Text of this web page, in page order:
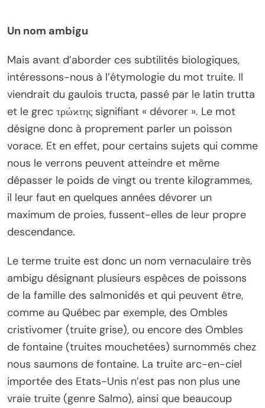
Un nom ambigu
Mais avant d’aborder ces subtilités biologiques,
intéressons-nous à l’étymologie du mot truite. Il
viendrait du gaulois tructa, passé par le latin trutta
et le grec τρώϰτης signifiant « dévorer ». Le mot
désigne donc à proprement parler un poisson
vorace. Et en effet, pour certains sujets qui comme
nous le verrons peuvent atteindre et même
dépasser le poids de vingt ou trente kilogrammes,
il leur faut en quelques années dévorer un
maximum de proies, fussent-elles de leur propre
descendance.
Le terme truite est donc un nom vernaculaire très
ambigu désignant plusieurs espèces de poissons
de la famille des salmonidés et qui peuvent être,
comme au Québec par exemple, des Ombles
cristivomer (truite grise), ou encore des Ombles
de fontaine (truites mouchetées) surnommés chez
nous saumons de fontaine. La truite arc-en-ciel
importée des Etats-Unis n’est pas non plus une
vraie truite (genre Salmo), ainsi que beaucoup